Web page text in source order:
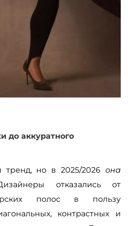
до аккуратного
но в 2025/2026 она
отказались от
полос в пользу
контрастных и